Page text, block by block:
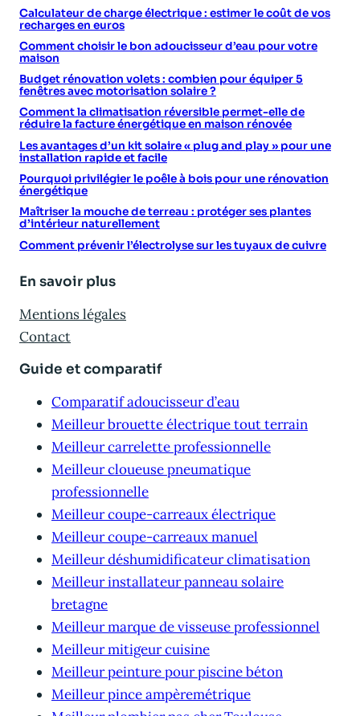
Calculateur de charge électrique : estimer le coût de vos
recharges en euros
Comment choisir le bon adoucisseur d’eau pour votre
maison
Budget rénovation volets : combien pour équiper 5
fenêtres avec motorisation solaire ?
Comment la climatisation réversible permet-elle de
réduire la facture énergétique en maison rénovée
Les avantages d’un kit solaire « plug and play » pour une
installation rapide et facile
Pourquoi privilégier le poêle à bois pour une rénovation
énergétique
Maîtriser la mouche de terreau : protéger ses plantes
d’intérieur naturellement
Comment prévenir l’électrolyse sur les tuyaux de cuivre
En savoir plus
Mentions légales
Contact
Guide et comparatif
Comparatif adoucisseur d’eau
Meilleur brouette électrique tout terrain
Meilleur carrelette professionnelle
Meilleur cloueuse pneumatique
professionnelle
Meilleur coupe-carreaux électrique
Meilleur coupe-carreaux manuel
Meilleur déshumidificateur climatisation
Meilleur installateur panneau solaire
bretagne
Meilleur marque de visseuse professionnel
Meilleur mitigeur cuisine
Meilleur peinture pour piscine béton
Meilleur pince ampèremétrique